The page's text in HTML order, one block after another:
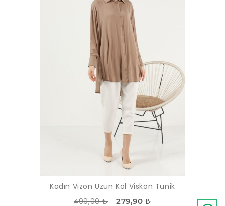
Kadın Vizon Uzun Kol Viskon Tunik
499,00 ₺ 279,90 ₺